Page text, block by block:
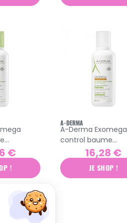
€
!
A-DERMA
A-Derma Exomega
control baume
émollient 400ml
16,28 €
JE SHOP !